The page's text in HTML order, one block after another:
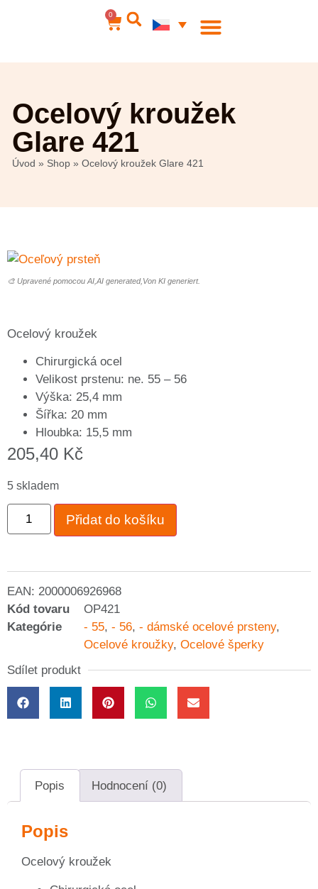
0
Ocelový kroužek
Glare 421
Úvod » Shop » Ocelový kroužek Glare 421
🎨 Upravené pomocou AI,AI generated,Von KI generiert.
Ocelový kroužek
Chirurgická ocel
Velikost prstenu: ne. 55 – 56
Výška: 25,4 mm
Šířka: 20 mm
Hloubka: 15,5 mm
205,40 Kč
5 skladem
Přidat do košíku
EAN: 2000006926968
Kód tovaru
OP421
Kategórie
- 55, - 56, - dámské ocelové prsteny,
Ocelové kroužky, Ocelové šperky
Sdílet produkt
Popis Hodnocení (0)
Popis
Ocelový kroužek